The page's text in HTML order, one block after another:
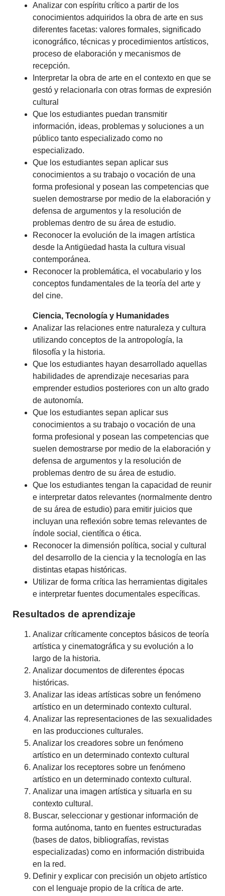
Analizar con espíritu crítico a partir de los
conocimientos adquiridos la obra de arte en sus
diferentes facetas: valores formales, significado
iconográfico, técnicas y procedimientos artísticos,
proceso de elaboración y mecanismos de
recepción.
Interpretar la obra de arte en el contexto en que se
gestó y relacionarla con otras formas de expresión
cultural
Que los estudiantes puedan transmitir
información, ideas, problemas y soluciones a un
público tanto especializado como no
especializado.
Que los estudiantes sepan aplicar sus
conocimientos a su trabajo o vocación de una
forma profesional y posean las competencias que
suelen demostrarse por medio de la elaboración y
defensa de argumentos y la resolución de
problemas dentro de su área de estudio.
Reconocer la evolución de la imagen artística
desde la Antigüedad hasta la cultura visual
contemporánea.
Reconocer la problemática, el vocabulario y los
conceptos fundamentales de la teoría del arte y
del cine.
Ciencia, Tecnología y Humanidades
Analizar las relaciones entre naturaleza y cultura
utilizando conceptos de la antropología, la
filosofía y la historia.
Que los estudiantes hayan desarrollado aquellas
habilidades de aprendizaje necesarias para
emprender estudios posteriores con un alto grado
de autonomía.
Que los estudiantes sepan aplicar sus
conocimientos a su trabajo o vocación de una
forma profesional y posean las competencias que
suelen demostrarse por medio de la elaboración y
defensa de argumentos y la resolución de
problemas dentro de su área de estudio.
Que los estudiantes tengan la capacidad de reunir
e interpretar datos relevantes (normalmente dentro
de su área de estudio) para emitir juicios que
incluyan una reflexión sobre temas relevantes de
índole social, científica o ética.
Reconocer la dimensión política, social y cultural
del desarrollo de la ciencia y la tecnología en las
distintas etapas históricas.
Utilizar de forma crítica las herramientas digitales
e interpretar fuentes documentales específicas.
Resultados de aprendizaje
Analizar críticamente conceptos básicos de teoría
artística y cinematográfica y su evolución a lo
largo de la historia.
Analizar documentos de diferentes épocas
históricas.
Analizar las ideas artísticas sobre un fenómeno
artístico en un determinado contexto cultural.
Analizar las representaciones de las sexualidades
en las producciones culturales.
Analizar los creadores sobre un fenómeno
artístico en un determinado contexto cultural
Analizar los receptores sobre un fenómeno
artístico en un determinado contexto cultural.
Analizar una imagen artística y situarla en su
contexto cultural.
Buscar, seleccionar y gestionar información de
forma autónoma, tanto en fuentes estructuradas
(bases de datos, bibliografías, revistas
especializadas) como en información distribuida
en la red.
Definir y explicar con precisión un objeto artístico
con el lenguaje propio de la crítica de arte.